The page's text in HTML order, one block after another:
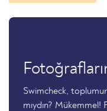
Swimcheck,
mıydın? Mükemmel!